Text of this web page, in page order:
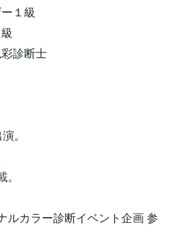
１級
診断士
。
ルカラー診断イベント企画 参